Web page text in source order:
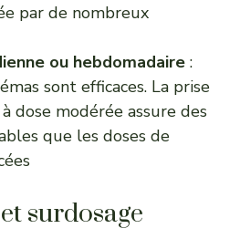
par de nombreux
ou hebdomadaire :
sont efficaces. La prise
dose modérée assure des
que les doses de
surdosage